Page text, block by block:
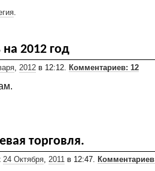
2012 год
, 2012 в 12:12. Комментариев: 12
торговля.
24 Октября, 2011 в 12:47.